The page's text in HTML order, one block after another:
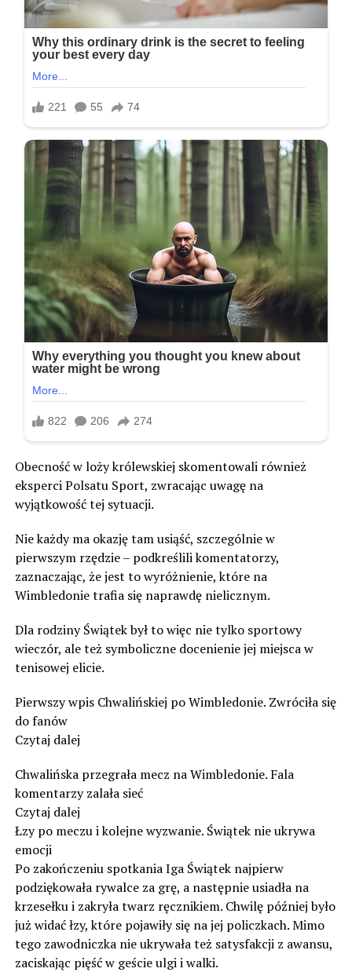
Obecność w loży królewskiej skomentowali również
eksperci Polsatu Sport, zwracając uwagę na
wyjątkowość tej sytuacji.
Nie każdy ma okazję tam usiąść, szczególnie w
pierwszym rzędzie – podkreślili komentatorzy,
zaznaczając, że jest to wyróżnienie, które na
Wimbledonie trafia się naprawdę nielicznym.
Dla rodziny Świątek był to więc nie tylko sportowy
wieczór, ale też symboliczne docenienie jej miejsca w
tenisowej elicie.
Pierwszy wpis Chwalińskiej po Wimbledonie. Zwróciła się
do fanów
Czytaj dalej
Chwalińska przegrała mecz na Wimbledonie. Fala
komentarzy zalała sieć
Czytaj dalej
Łzy po meczu i kolejne wyzwanie. Świątek nie ukrywa
emocji
Po zakończeniu spotkania Iga Świątek najpierw
podziękowała rywalce za grę, a następnie usiadła na
krzesełku i zakryła twarz ręcznikiem. Chwilę później było
już widać łzy, które pojawiły się na jej policzkach. Mimo
tego zawodniczka nie ukrywała też satysfakcji z awansu,
zaciskając pięść w geście ulgi i walki.